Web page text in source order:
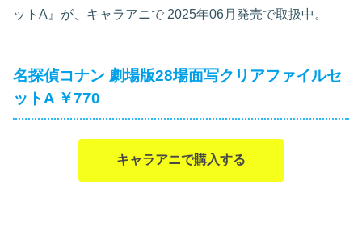
ットA』が、キャラアニで 2025年06月発売で取扱中。
名探偵コナン 劇場版28場面写クリアファイルセ
ットA ￥770
キャラアニで購入する